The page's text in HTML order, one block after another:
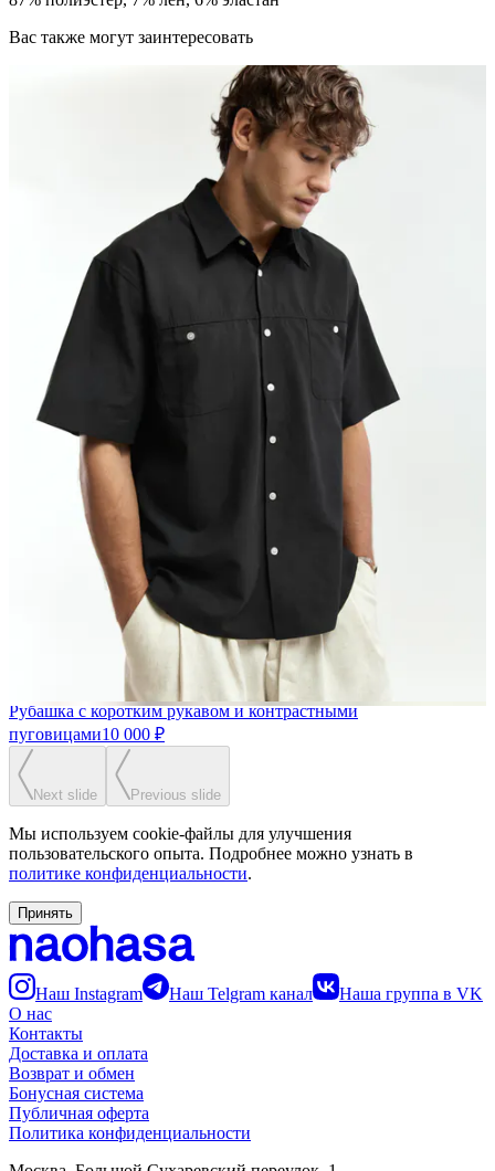
Вас также могут заинтересовать
Рубашка с коротким рукавом и контрастными
пуговицами10 000 ₽
Next slide Previous slide
Мы используем cookie-файлы для улучшения
пользовательского опыта. Подробнее можно узнать в
политике конфиденциальности.
Принять
Наш Instagram Наш Telgram канал
Наша группа в VK
О нас
Контакты
Доставка и оплата
Возврат и обмен
Бонусная система
Публичная оферта
Политика конфиденциальности